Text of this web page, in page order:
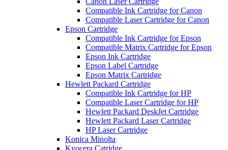
Compatible Ink Cartridge for Canon
Compatible Laser Cartridge for Canon
Epson Cartridge
Compatible Ink Cartridge for Epson
Compatible Matrix Cartridge for Epson
Epson Ink Cartridge
Epson Label Cartridge
Epson Matrix Cartridge
Hewlett Packard Cartridge
Compatible Ink Cartridge for HP
Compatible Laser Cartridge for HP
Hewlett Packard DeskJet Cartridge
Hewlett Packard Laser Cartridge
HP Laser Cartridge
Konica Minolta
Kyocera Catridge